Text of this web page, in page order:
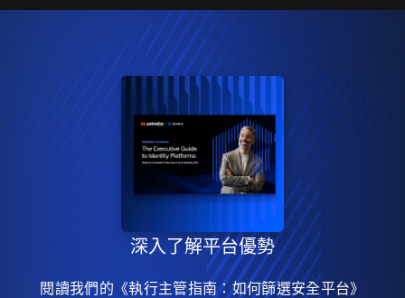
深入了解平台優勢
閱讀我們的《執行主管指南：如何篩選安全平台》